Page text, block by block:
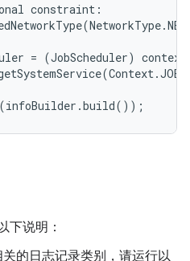
constraint :
(NetworkType.
= (JobScheduler) context
(Context .
(infoBuilder .build());
下说明：
的日志记录类别，请运行以